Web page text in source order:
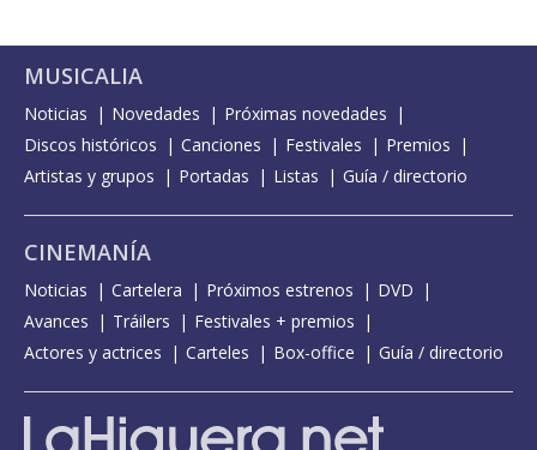
MUSICALIA
Noticias Novedades
Próximas novedades
Discos históricos
Canciones Festivales
Premios
Artistas y grupos
Portadas Listas Guía / directorio
CINEMANÍA
Noticias Cartelera Próximos estrenos
DVD
Avances
Tráilers
Festivales + premios
Actores y actrices
Carteles Box-office Guía / directorio